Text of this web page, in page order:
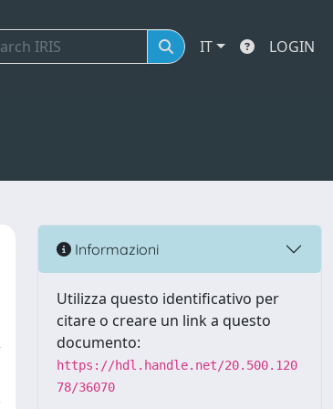
IT LOGIN
Informazioni
Utilizza questo identificativo per
citare o creare un link a questo
documento:
https://hdl.handle.net/20.500.120
78/36070